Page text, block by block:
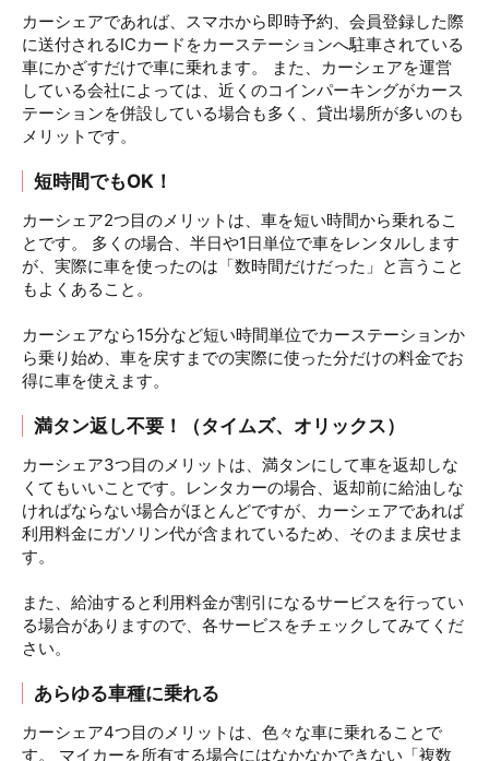
カーシェアであれば、スマホから即時予約、会員登録した際
に送付されるICカードをカーステーションへ駐車されている
車にかざすだけで車に乗れます。 また、カーシェアを運営
している会社によっては、近くのコインパーキングがカース
テーションを併設している場合も多く、貸出場所が多いのも
メリットです。
短時間でもOK！
カーシェア2つ目のメリットは、車を短い時間から乗れるこ
とです。 多くの場合、半日や1日単位で車をレンタルします
が、実際に車を使ったのは「数時間だけだった」と言うこと
もよくあること。
カーシェアなら15分など短い時間単位でカーステーションか
ら乗り始め、車を戻すまでの実際に使った分だけの料金でお
得に車を使えます。
満タン返し不要！（タイムズ、オリックス）
カーシェア3つ目のメリットは、満タンにして車を返却しな
くてもいいことです。レンタカーの場合、返却前に給油しな
ければならない場合がほとんどですが、カーシェアであれば
利用料金にガソリン代が含まれているため、そのまま戻せま
す。
また、給油すると利用料金が割引になるサービスを行ってい
る場合がありますので、各サービスをチェックしてみてくだ
さい。
あらゆる車種に乗れる
カーシェア4つ目のメリットは、色々な車に乗れることで
す。 マイカーを所有する場合にはなかなかできない「複数